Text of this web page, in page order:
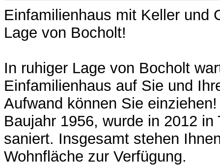
Einfamilienhaus mit Keller und
Lage von Bocholt!
In ruhiger Lage von Bocholt
Einfamilienhaus auf Sie und
Aufwand können Sie
Baujahr 1956, wurde in 2012 in
saniert. Insgesamt stehen
Wohnfläche zur Verfügung.